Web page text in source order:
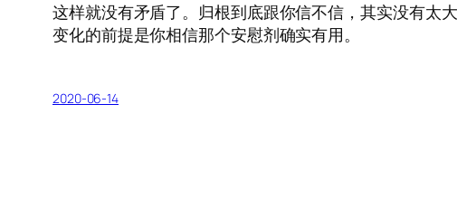
这样就没有矛盾了。归根到底跟你信不信，其实没有太
变化的前提是你相信那个安慰剂确实有用。
2020-06-14